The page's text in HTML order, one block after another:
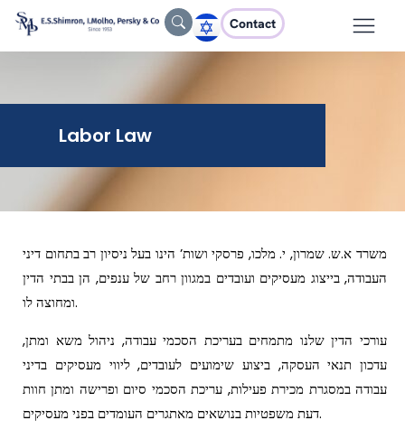
Contact
Labor Law
משרד א.ש. שמרון, י. מלכו, פרסקי ושות’ הינו בעל ניסיון רב בתחום דיני
העבודה, בייצוג מעסיקים ועובדים במגוון רחב של ענפים, הן בבתי הדין
ומחוצה לו.
עורכי הדין שלנו מתמחים בעריכת הסכמי עבודה, ניהול משא ומתן,
עדכון תנאי העסקה, ביצוע שימועים לעובדים, ליווי מעסיקים בדיני
עבודה במסגרת מכירת פעילות, עריכת הסכמי סיום ופרישה ומתן חוות
דעת משפטיות בנושאים מאתגרים העומדים בפני מעסיקים.